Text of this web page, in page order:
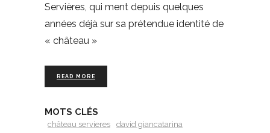
Servières, qui ment depuis quelques
années déjà sur sa prétendue identité de
« château »
READ MORE
MOTS CLÉS
château servieres
david giancatarina